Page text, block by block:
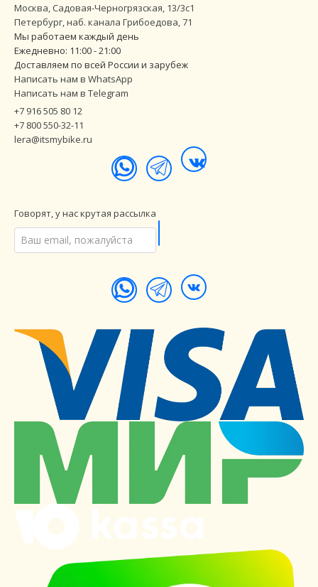
Москва, Садовая-Черногрязская, 13/3с1
Петербург,наб. канала Грибоедова, 71
Мы работаем каждый день
Ежедневно: 11:00 - 21:00
Доставляем по всей России и зарубеж
Написать нам в WhatsApp
Написать нам в Telegram
+7 916 505 80 12
+7 800 550-32-11
lera@itsmybike.ru
Говорят, у нас крутая рассылка